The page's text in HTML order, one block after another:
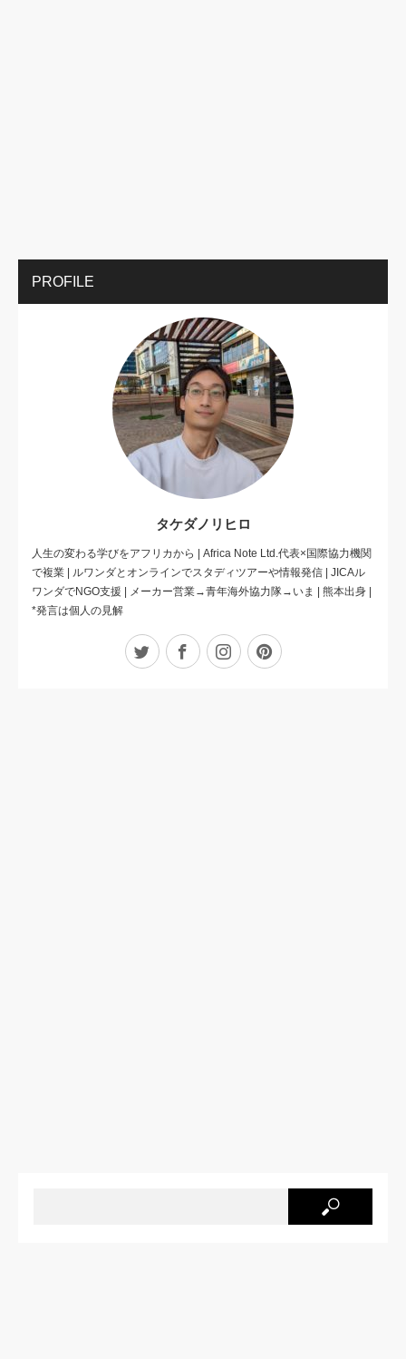
PROFILE
タケダノリヒロ
人生の変わる学びをアフリカから | Africa Note Ltd.代表×国際協力機関
で複業 | ルワンダとオンラインでスタディツアーや情報発信 | JICAル
ワンダでNGO支援 | メーカー営業→青年海外協力隊→いま | 熊本出身 |
*発言は個人の見解
Twitter FacebookInstagramPinterest